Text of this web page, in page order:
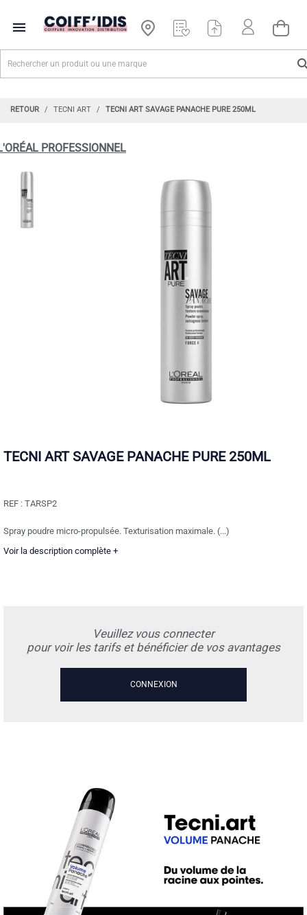

RETOUR TECNI ART TECNI ART SAVAGE PANACHE PURE 250ML
PROFESSIONNEL
TECNI ART SAVAGE PANACHE PURE 250ML
REF : TARSP2
Spray poudre micro-propulsée. Texturisation maximale. (...)
Voir la description complète +
Veuillez vous connecter
pour voir les tarifs et bénéficier de vos avantages
CONNEXION